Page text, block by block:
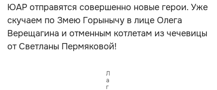
ЮАР отправятся совершенно новые герои. Уже
скучаем по Змею Горынычу в лице Олега
Верещагина и отменным котлетам из чечевицы
от Светланы Пермяковой!
Л
а
г